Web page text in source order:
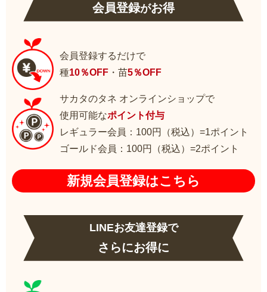
会員登録がお得
会員登録するだけで
種10％OFF ・苗5％OFF
サカタのタネ オンラインショップで
使用可能なポイント付与
レギュラー会員：100円（税込）=1ポイント
ゴールド会員：100円（税込）=2ポイント
新規会員登録はこちら
LINEお友達登録で
さらにお得に